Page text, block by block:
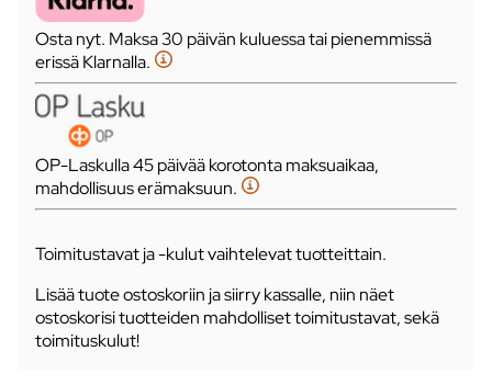
Osta nyt. Maksa 30 päivän kuluessa tai pienemmissä
erissä Klarnalla.
OP-Laskulla 45 päivää korotonta maksuaikaa,
mahdollisuus erämaksuun.
Toimitustavat ja -kulut vaihtelevat tuotteittain.
Lisää tuote ostoskoriin ja siirry kassalle, niin näet
ostoskorisi tuotteiden mahdolliset toimitustavat, sekä
toimituskulut!